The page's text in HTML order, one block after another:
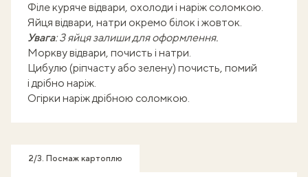
Філе куряче відвари, охолоди і наріж соломкою.
Яйця відвари, натри окремо білок і жовток.
Увага: 3 яйця залиши для оформлення.
Моркву відвари, почисть і натри.
Цибулю (ріпчасту або зелену) почисть, помий
і дрібно наріж.
Огірки наріж дрібною соломкою.
2/3. Посмаж картоплю